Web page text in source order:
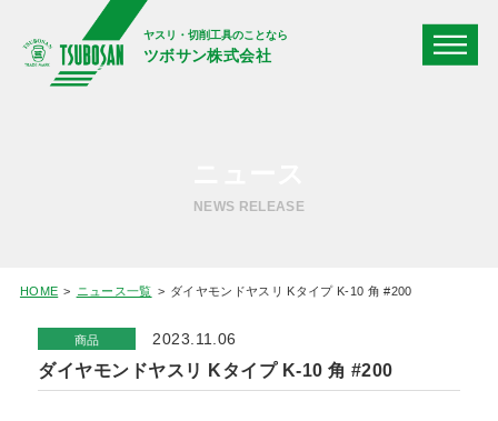
ヤスリ・切削工具のことなら
ツボサン株式会社
NEWS RELEASE
HOME ニュース一覧 ダイヤモンドヤスリ Kタイプ K-10 角 #200
商品 2023.11.06
ダイヤモンドヤスリ Kタイプ K-10 角 #200